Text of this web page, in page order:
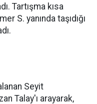
Tartışma kısa
S. yanında taşıdığı
Seyit
Talay'ı arayarak,